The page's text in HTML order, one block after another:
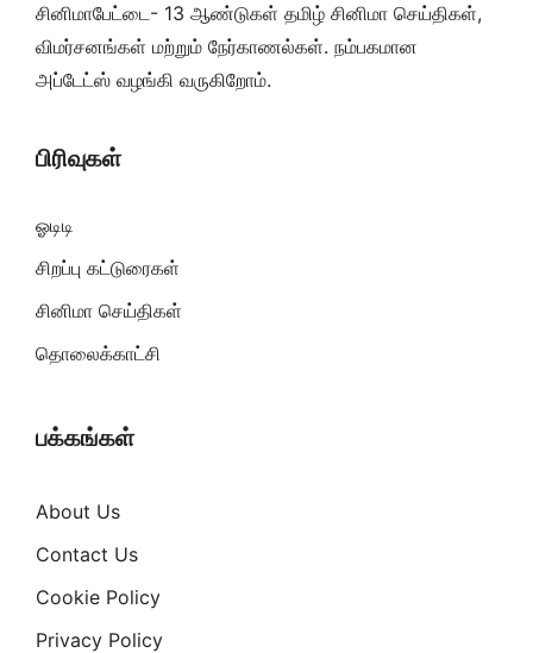
சினிமாபேட்டை- 13 ஆண்டுகள் தமிழ் சினிமா செய்திகள்,
விமர்சனங்கள் மற்றும் நேர்காணல்கள். நம்பகமான
அப்டேட்ஸ் வழங்கி வருகிறோம்.
பிரிவுகள்
ஓடிடி
சிறப்பு கட்டுரைகள்
சினிமா செய்திகள்
தொலைக்காட்சி
பக்கங்கள்
About Us
Contact Us
Cookie Policy
Privacy Policy